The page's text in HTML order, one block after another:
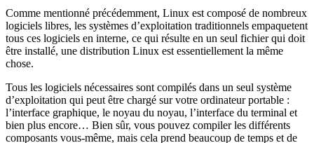
Comme mentionné précédemment, Linux est composé de nombreux
logiciels libres, les systèmes d’exploitation traditionnels empaquetent
tous ces logiciels en interne, ce qui résulte en un seul fichier qui doit
être installé, une distribution Linux est essentiellement la même
chose.
Tous les logiciels nécessaires sont compilés dans un seul système
d’exploitation qui peut être chargé sur votre ordinateur portable :
l’interface graphique, le noyau du noyau, l’interface du terminal et
bien plus encore… Bien sûr, vous pouvez compiler les différents
composants vous-même, mais cela prend beaucoup de temps et de